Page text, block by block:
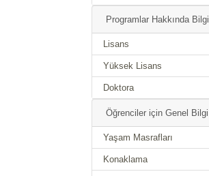
Programlar Hakkında Bilgi
Lisans
Yüksek Lisans
Doktora
Öğrenciler için Genel Bilgi
Yaşam Masrafları
Konaklama